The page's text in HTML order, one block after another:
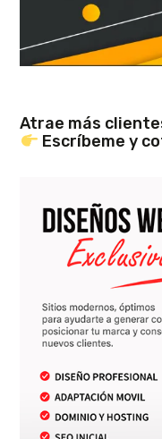
Atrae más
Escríbeme y